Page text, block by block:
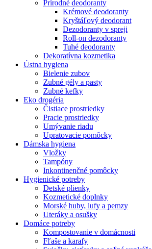
Prírodné deodoranty
Krémové deodoranty
Kryštáľový deodorant
Dezodoranty v spreji
Roll-on dezodoranty
Tuhé deodoranty
Dekoratívna kozmetika
Ústna hygiena
Bielenie zubov
Zubné gély a pasty
Zubné kefky
Eko drogéria
Čistiace prostriedky
Pracie prostriedky
Umývanie riadu
Upratovacie pomôcky
Dámska hygiena
Vložky
Tampóny
Inkontinenčné pomôcky
Hygienické potreby
Detské plienky
Kozmetické doplnky
Morské huby, lufy a pemzy
Uteráky a osušky
Domáce potreby
Kompostovanie v domácnosti
Fľaše a karafy